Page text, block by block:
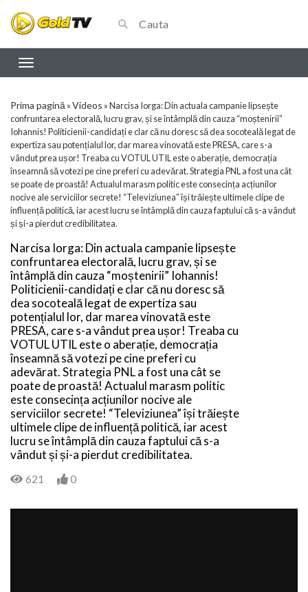
Prima pagină »Videos »Narcisa Iorga: Din actuala campanie lipsește
confruntarea electorală, lucru grav, și se întâmplă din cauza “moștenirii”
Iohannis! Politicienii-candidați e clar că nu doresc să dea socoteală legat de
expertiza sau potențialul lor, dar marea vinovată este PRESA, care s-a
vândut prea ușor! Treaba cu VOTUL UTIL este o aberație, democrația
înseamnă să votezi pe cine preferi cu adevărat. Strategia PNL a fost una cât
se poate de proastă! Actualul marasm politic este consecința acțiunilor
nocive ale serviciilor secrete! “Televiziunea” își trăiește ultimele clipe de
influență politică, iar acest lucru se întâmplă din cauza faptului că s-a vândut
și și-a pierdut credibilitatea.
Narcisa Iorga: Din actuala campanie lipsește
confruntarea electorală, lucru grav, și se
întâmplă din cauza “moștenirii” Iohannis!
Politicienii-candidați e clar că nu doresc să
dea socoteală legat de expertiza sau
potențialul lor, dar marea vinovată este
PRESA, care s-a vândut prea ușor! Treaba cu
VOTUL UTIL este o aberație, democrația
înseamnă să votezi pe cine preferi cu
adevărat. Strategia PNL a fost una cât se
poate de proastă! Actualul marasm politic
este consecința acțiunilor nocive ale
serviciilor secrete! “Televiziunea” își trăiește
ultimele clipe de influență politică, iar acest
lucru se întâmplă din cauza faptului că s-a
vândut și și-a pierdut credibilitatea.
621 0